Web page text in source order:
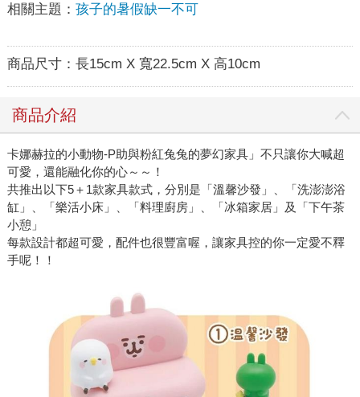
相關主題： 孩子的暑假缺一不可
商品尺寸： 長15cm X 寬22.5cm X 高10cm
商品介紹
卡娜赫拉的小動物-P助與粉紅兔兔的夢幻家具」不只讓你大喊超
可愛，還能融化你的心～～！
共推出以下5＋1款家具款式，分別是「溫馨沙發」、「洗澎澎浴
缸」、「樂活小床」、「料理廚房」、「冰箱家居」及「下午茶
小憩」
每款設計都超可愛，配件也很豐富喔，讓家具控的你一定愛不釋
手呢！！